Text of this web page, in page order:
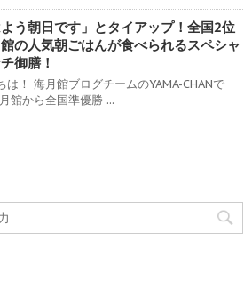
よう朝日です」とタイアップ！全国2位
の人気朝ごはんが食べられるスペシャ
御膳！
は！ 海月館ブログチームのYAMA-CHANで
館から全国準優勝 ...